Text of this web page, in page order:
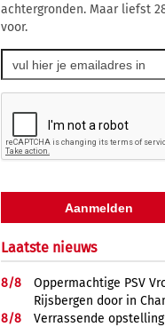
achtergronden. Maar liefst
voor.
Laatste nieuws
8/8
Oppermachtige PSV
Rijsbergen door in
8/8
Verrassende